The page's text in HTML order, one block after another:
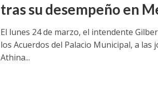
tras su desempeño en
El lunes 24 de marzo, el intendente
los Acuerdos del Palacio Municipal, a las
Athina...